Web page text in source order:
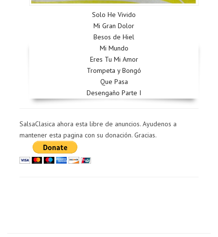
Solo He Vivido
Mi Gran Dolor
Besos de Hiel
Mi Mundo
Eres Tu Mi Amor
Trompeta y Bongó
Que Pasa
Desengaño Parte I
SalsaClasica ahora esta libre de anuncios. Ayudenos a
mantener esta pagina con su donación. Gracias.